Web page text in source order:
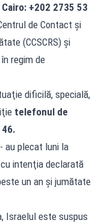
+202 2735 53
de Contact şi
(CCSCRS) şi
regim de
dificilă, specială,
telefonul de
au plecat luni la
intenţia declarată
un an şi jumătate
Israelul este suspus